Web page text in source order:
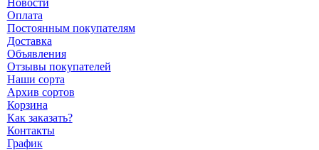
Новости
Оплата
Постоянным покупателям
Доставка
Объявления
Отзывы покупателей
Наши сорта
Архив сортов
Корзина
Как заказать?
Контакты
График